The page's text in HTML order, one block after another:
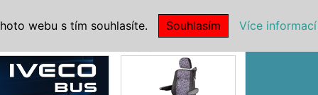
webu s tím souhlasíte. Souhlasím Více informací